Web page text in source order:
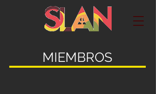
MIEMBROS